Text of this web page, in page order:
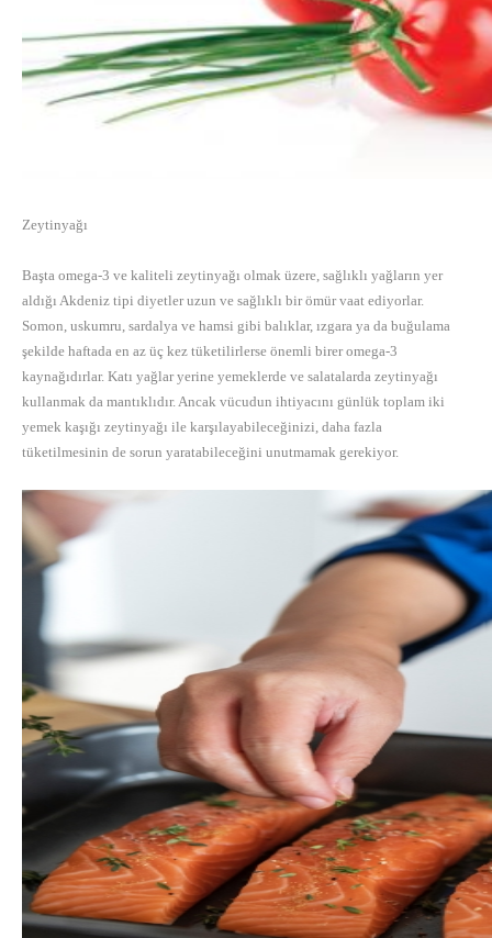
Zeytinyağı
Başta omega-3 ve kaliteli zeytinyağı olmak üzere, sağlıklı yağların yer
aldığı Akdeniz tipi diyetler uzun ve sağlıklı bir ömür vaat ediyorlar.
Somon, uskumru, sardalya ve hamsi gibi balıklar, ızgara ya da buğulama
şekilde haftada en az üç kez tüketilirlerse önemli birer omega-3
kaynağıdırlar. Katı yağlar yerine yemeklerde ve salatalarda zeytinyağı
kullanmak da mantıklıdır. Ancak vücudun ihtiyacını günlük toplam iki
yemek kaşığı zeytinyağı ile karşılayabileceğinizi, daha fazla
tüketilmesinin de sorun yaratabileceğini unutmamak gerekiyor.